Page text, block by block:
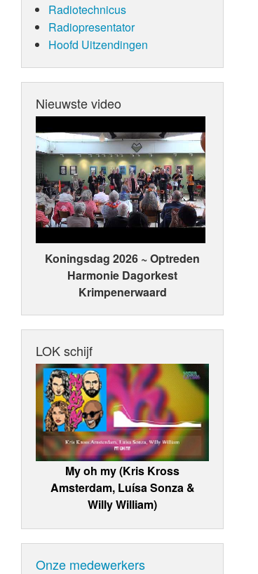
Radiotechnicus
Radiopresentator
Hoofd Uitzendingen
Nieuwste video
Koningsdag 2026 ~ Optreden
Harmonie Dagorkest
Krimpenerwaard
LOK schijf
My oh my (Kris Kross
Amsterdam, Luísa Sonza &
Willy William)
Onze medewerkers